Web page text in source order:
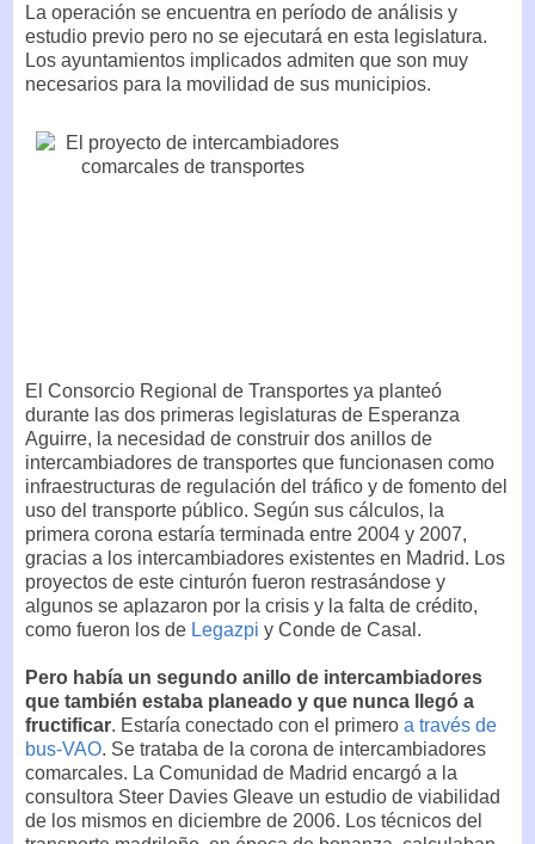
La operación se encuentra en período de análisis y
estudio previo pero no se ejecutará en esta legislatura.
Los ayuntamientos implicados admiten que son muy
necesarios para la movilidad de sus municipios.
El Consorcio Regional de Transportes ya planteó
durante las dos primeras legislaturas de Esperanza
Aguirre, la necesidad de construir dos anillos de
intercambiadores de transportes que funcionasen como
infraestructuras de regulación del tráfico y de fomento del
uso del transporte público. Según sus cálculos, la
primera corona estaría terminada entre 2004 y 2007,
gracias a los intercambiadores existentes en Madrid. Los
proyectos de este cinturón fueron restrasándose y
algunos se aplazaron por la crisis y la falta de crédito,
como fueron los de Legazpi y Conde de Casal.
Pero había un segundo anillo de intercambiadores
que también estaba planeado y que nunca llegó a
fructificar. Estaría conectado con el primero a través de
bus-VAO. Se trataba de la corona de intercambiadores
comarcales. La Comunidad de Madrid encargó a la
consultora Steer Davies Gleave un estudio de viabilidad
de los mismos en diciembre de 2006. Los técnicos del